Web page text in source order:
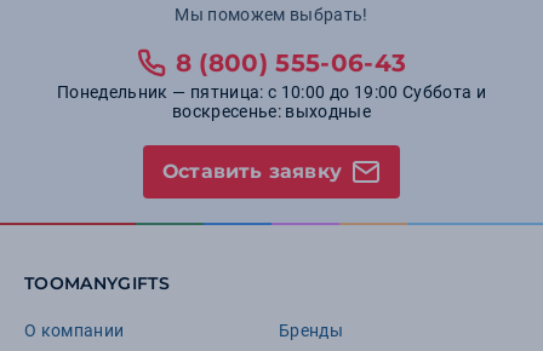
Мы поможем выбрать!
8 (800) 555-06-43
Понедельник — пятница: с 10:00 до 19:00 Суббота и
воскресенье: выходные
Оставить заявку
TOOMANYGIFTS
О компании
Бренды